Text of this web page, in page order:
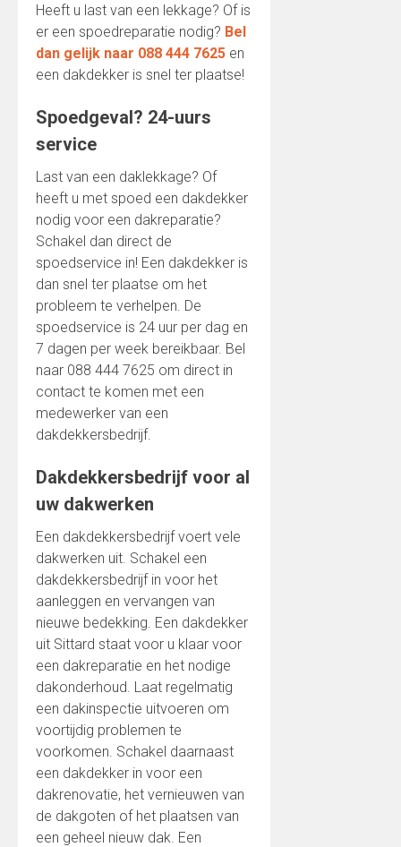
Heeft u last van een lekkage? Of is
er een spoedreparatie nodig? Bel
dan gelijk naar 088 444 7625 en
een dakdekker is snel ter plaatse!
Spoedgeval? 24-uurs
service
Last van een daklekkage? Of
heeft u met spoed een dakdekker
nodig voor een dakreparatie?
Schakel dan direct de
spoedservice in! Een dakdekker is
dan snel ter plaatse om het
probleem te verhelpen. De
spoedservice is 24 uur per dag en
7 dagen per week bereikbaar. Bel
naar 088 444 7625 om direct in
contact te komen met een
medewerker van een
dakdekkersbedrijf.
Dakdekkersbedrijf voor al
uw dakwerken
Een dakdekkersbedrijf voert vele
dakwerken uit. Schakel een
dakdekkersbedrijf in voor het
aanleggen en vervangen van
nieuwe bedekking. Een dakdekker
uit Sittard staat voor u klaar voor
een dakreparatie en het nodige
dakonderhoud. Laat regelmatig
een dakinspectie uitvoeren om
voortijdig problemen te
voorkomen. Schakel daarnaast
een dakdekker in voor een
dakrenovatie, het vernieuwen van
de dakgoten of het plaatsen van
een geheel nieuw dak. Een